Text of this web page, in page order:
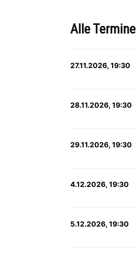
Alle Termine
27.11.2026, 19:30
28.11.2026, 19:30
29.11.2026, 19:30
4.12.2026, 19:30
5.12.2026, 19:30